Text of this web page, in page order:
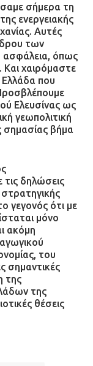
σήμερα τη
ενεργειακής
Αυτές
των
ασφάλεια, όπως
Και χαιρόμαστε
Ελλάδα που
Ελευσίνας ως
γεωπολιτική
σημασίας βήμα
τις δηλώσεις
γεγονός ότι με
μόνο
ακόμη
του
σημαντικές
της
της
θέσεις